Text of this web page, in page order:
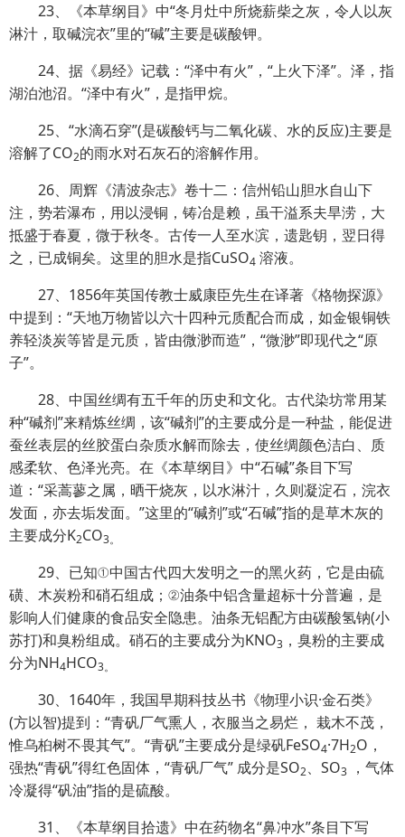
23、《本草纲目》中“冬月灶中所烧薪柴之灰，令人以灰
淋汁，取碱浣衣”里的“碱”主要是碳酸钾。
24、据《易经》记载：“泽中有火”，“上火下泽”。泽，指
湖泊池沼。“泽中有火”，是指甲烷。
25、“水滴石穿”(是碳酸钙与二氧化碳、水的反应)主要是
溶解了CO2的雨水对石灰石的溶解作用。
26、周辉《清波杂志》卷十二：信州铅山胆水自山下
注，势若瀑布，用以浸铜，铸冶是赖，虽干溢系夫旱涝，大
抵盛于春夏，微于秋冬。古传一人至水滨，遗匙钥，翌日得
之，已成铜矣。这里的胆水是指CuSO4 溶液。
27、1856年英国传教士威康臣先生在译著《格物探源》
中提到：“天地万物皆以六十四种元质配合而成，如金银铜铁
养轻淡炭等皆是元质，皆由微渺而造”，“微渺”即现代之“原
子”。
28、中国丝绸有五千年的历史和文化。古代染坊常用某
种“碱剂”来精炼丝绸，该“碱剂”的主要成分是一种盐，能促进
蚕丝表层的丝胶蛋白杂质水解而除去，使丝绸颜色洁白、质
感柔软、色泽光亮。在《本草纲目》中“石碱”条目下写
道：“采蒿蓼之属，晒干烧灰，以水淋汁，久则凝淀石，浣衣
发面，亦去垢发面。”这里的“碱剂”或“石碱”指的是草木灰的
主要成分K2CO3。
29、已知①中国古代四大发明之一的黑火药，它是由硫
磺、木炭粉和硝石组成；②油条中铝含量超标十分普遍，是
影响人们健康的食品安全隐患。油条无铝配方由碳酸氢钠(小
苏打)和臭粉组成。硝石的主要成分为KNO3 ，臭粉的主要成
分为NH4HCO3。
30、1640年，我国早期科技丛书《物理小识·金石类》
(方以智)提到：“青矾厂气熏人，衣服当之易烂， 栽木不茂，
惟乌桕树不畏其气”。“青矾”主要成分是绿矾FeSO4·7H2O，
强热“青矾”得红色固体，“青矾厂气” 成分是SO2、SO3
，气体
冷凝得“矾油”指的是硫酸。
31、《本草纲目拾遗》中在药物名“鼻冲水”条目下写